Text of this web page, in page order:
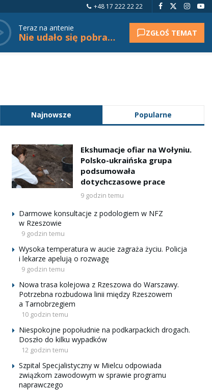
+48 17 222 22 22
Teraz na antenie
Nie udało się pobrać tytułu. ZGŁOŚ TEMAT
Najnowsze Popularne
Ekshumacje ofiar na Wołyniu.
Polsko-ukraińska grupa
podsumowała
dotychczasowe prace
9 godzin temu
Darmowe konsultacje z podologiem w NFZ
w Rzeszowie
9 godzin temu
Wysoka temperatura w aucie zagraża życiu. Policja
i lekarze apelują o rozwagę
9 godzin temu
Nowa trasa kolejowa z Rzeszowa do Warszawy.
Potrzebna rozbudowa linii między Rzeszowem
a Tarnobrzegiem
10 godzin temu
Niespokojne popołudnie na podkarpackich drogach.
Doszło do kilku wypadków
12 godzin temu
Szpital Specjalistyczny w Mielcu odpowiada
związkom zawodowym w sprawie programu
naprawczego